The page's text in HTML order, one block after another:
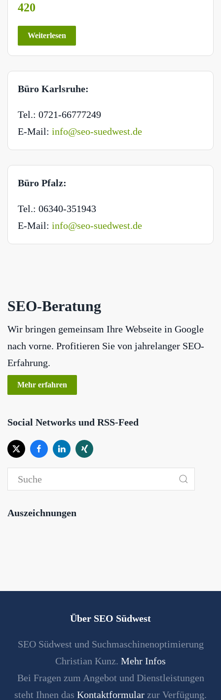
420
Weiterlesen
Büro Karlsruhe:
Tel.: 0721-66777249
E-Mail: info@seo-suedwest.de
Büro Pfalz:
Tel.: 06340-351943
E-Mail: info@seo-suedwest.de
SEO-Beratung
Wir bringen gemeinsam Ihre Webseite in Google
nach vorne. Profitieren Sie von jahrelanger SEO-
Erfahrung.
Mehr erfahren
Social Networks und RSS-Feed
Auszeichnungen
Über SEO Südwest
SEO Südwest und Suchmaschinenoptimierung
Christian Kunz. Mehr Infos
Bei Fragen zum Angebot und Dienstleistungen
steht Ihnen das Kontaktformular zur Verfügung.